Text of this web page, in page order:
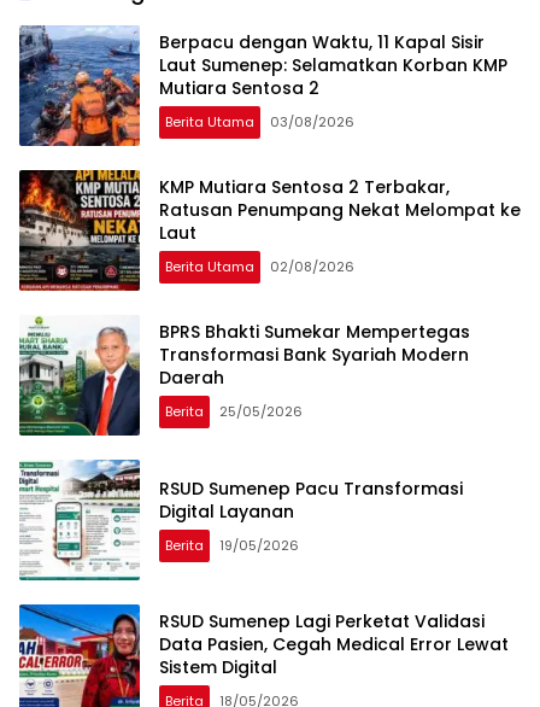
Berpacu dengan Waktu, 11 Kapal Sisir
Laut Sumenep: Selamatkan Korban KMP
Mutiara Sentosa 2
Berita Utama 03/08/2026
KMP Mutiara Sentosa 2 Terbakar,
Ratusan Penumpang Nekat Melompat ke
Laut
Berita Utama 02/08/2026
BPRS Bhakti Sumekar Mempertegas
Transformasi Bank Syariah Modern
Daerah
Berita 25/05/2026
RSUD Sumenep Pacu Transformasi
Digital Layanan
Berita 19/05/2026
RSUD Sumenep Lagi Perketat Validasi
Data Pasien, Cegah Medical Error Lewat
Sistem Digital
Berita 18/05/2026